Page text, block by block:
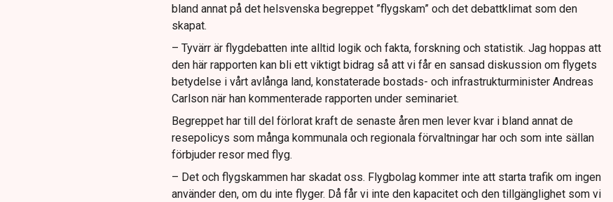
bland annat på det helsvenska begreppet ”flygskam” och det debattklimat som den
skapat.
– Tyvärr är flygdebatten inte alltid logik och fakta, forskning och statistik. Jag hoppas att
den här rapporten kan bli ett viktigt bidrag så att vi får en sansad diskussion om flygets
betydelse i vårt avlånga land, konstaterade bostads- och infrastrukturminister Andreas
Carlson när han kommenterade rapporten under seminariet.
Begreppet har till del förlorat kraft de senaste åren men lever kvar i bland annat de
resepolicys som många kommunala och regionala förvaltningar har och som inte sällan
förbjuder resor med flyg.
– Det och flygskammen har skadat oss. Flygbolag kommer inte att starta trafik om ingen
använder den, om du inte flyger. Då får vi inte den kapacitet och den tillgänglighet som vi